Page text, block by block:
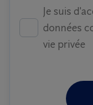
Je suis
données
vie privée